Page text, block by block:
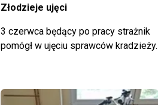
Złodzieje ujęci
3 czerwca będący po pracy strażnik
pomógł w ujęciu sprawców kradzieży.